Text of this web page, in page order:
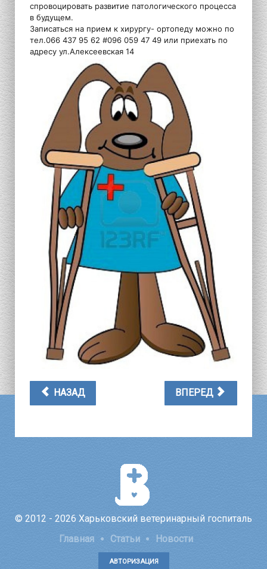
спровоцировать развитие патологического процесса
в будущем.
Записаться на прием к хирургу- ортопеду можно по
тел.066 437 95 62 #096 059 47 49 или приехать по
адресу ул.Алексеевская 14
НАЗАД ВПЕРЕД
© 2012 - 2026 Харьковский ветеринарный госпиталь
Главная
Статьи Новости
АВТОРИЗАЦИЯ